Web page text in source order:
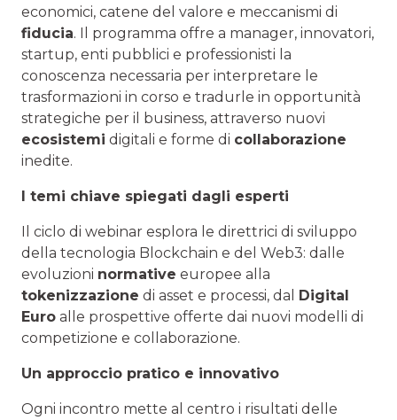
economici, catene del valore e meccanismi di
fiducia. Il programma offre a manager, innovatori,
startup, enti pubblici e professionisti la
conoscenza necessaria per interpretare le
trasformazioni in corso e tradurle in opportunità
strategiche per il business, attraverso nuovi
ecosistemi digitali e forme di collaborazione
inedite.
I temi chiave spiegati dagli esperti
Il ciclo di webinar esplora le direttrici di sviluppo
della tecnologia Blockchain e del Web3: dalle
evoluzioni normative europee alla
tokenizzazione di asset e processi, dal Digital
Euro alle prospettive offerte dai nuovi modelli di
competizione e collaborazione.
Un approccio pratico e innovativo
Ogni incontro mette al centro i risultati delle